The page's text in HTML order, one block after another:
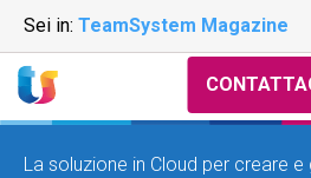
Sei in: TeamSystem Magazine
La soluzione in Cloud per creare